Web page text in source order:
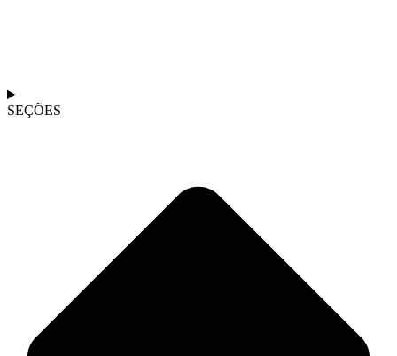
SEÇÕES